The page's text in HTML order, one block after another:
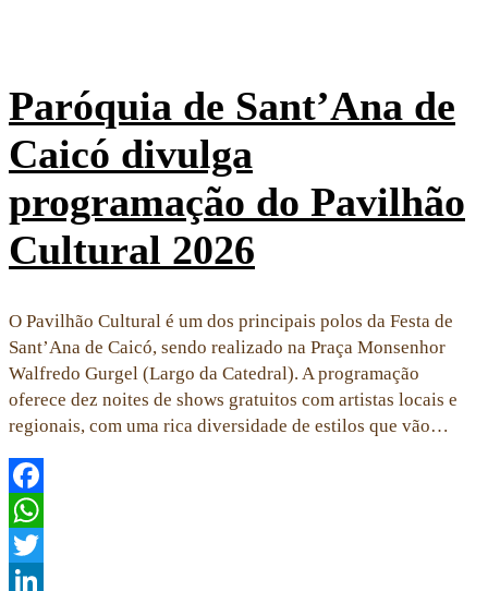
Paróquia de Sant’Ana de
Caicó divulga
programação do Pavilhão
Cultural 2026
O Pavilhão Cultural é um dos principais polos da Festa de
Sant’Ana de Caicó, sendo realizado na Praça Monsenhor
Walfredo Gurgel (Largo da Catedral). A programação
oferece dez noites de shows gratuitos com artistas locais e
regionais, com uma rica diversidade de estilos que vão…
Facebook
WhatsApp
Twitter